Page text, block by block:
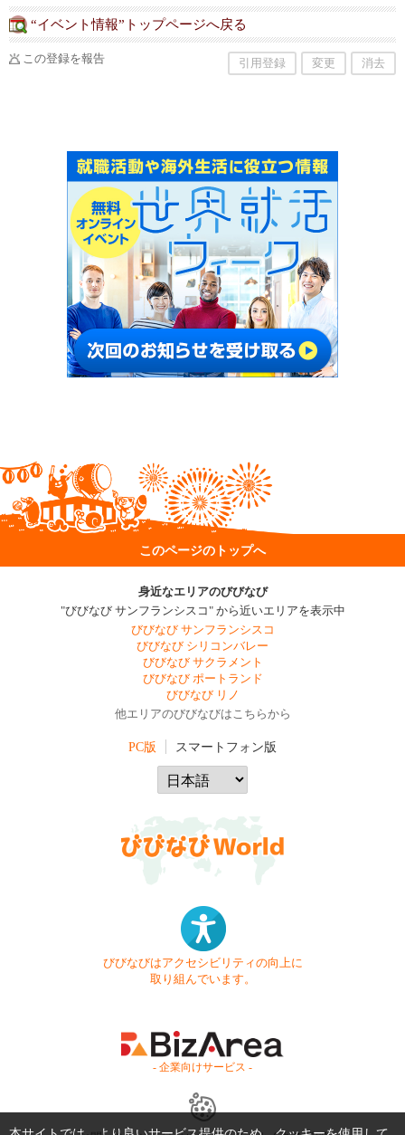
“イベント情報”トップページへ戻る
この登録を報告 引用登録 変更 消去
このページのトップへ
身近なエリアのびびなび
"びびなび サンフランシスコ" から近いエリアを表示中
びびなび サンフランシスコ
びびなび シリコンバレー
びびなび サクラメント
びびなび ポートランド
びびなび リノ
他エリアのびびなびはこちらから
PC版 スマートフォン版
びびなびはアクセシビリティの向上に
取り組んでいます。
- 企業向けサービス -